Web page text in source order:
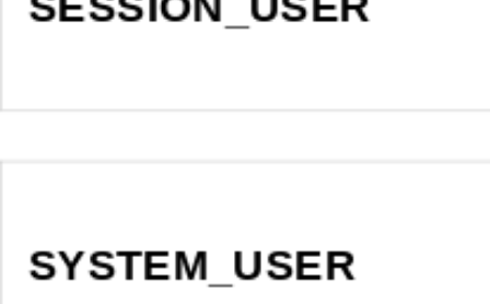
SYSTEM_USER